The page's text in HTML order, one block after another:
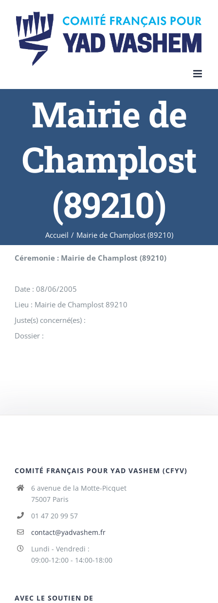
content
Mairie de
Champlost
(89210)
Accueil / Mairie de Champlost (89210)
Céremonie : Mairie de Champlost (89210)
Date : 08/06/2005
Lieu : Mairie de Champlost 89210
Juste(s) concerné(es) :
Dossier :
COMITÉ FRANÇAIS POUR YAD VASHEM (CFYV)
6 avenue de la Motte-Picquet
75007 Paris
01 47 20 99 57
contact@yadvashem.fr
Lundi - Vendredi :
09:00-12:00 - 14:00-18:00
AVEC LE SOUTIEN DE